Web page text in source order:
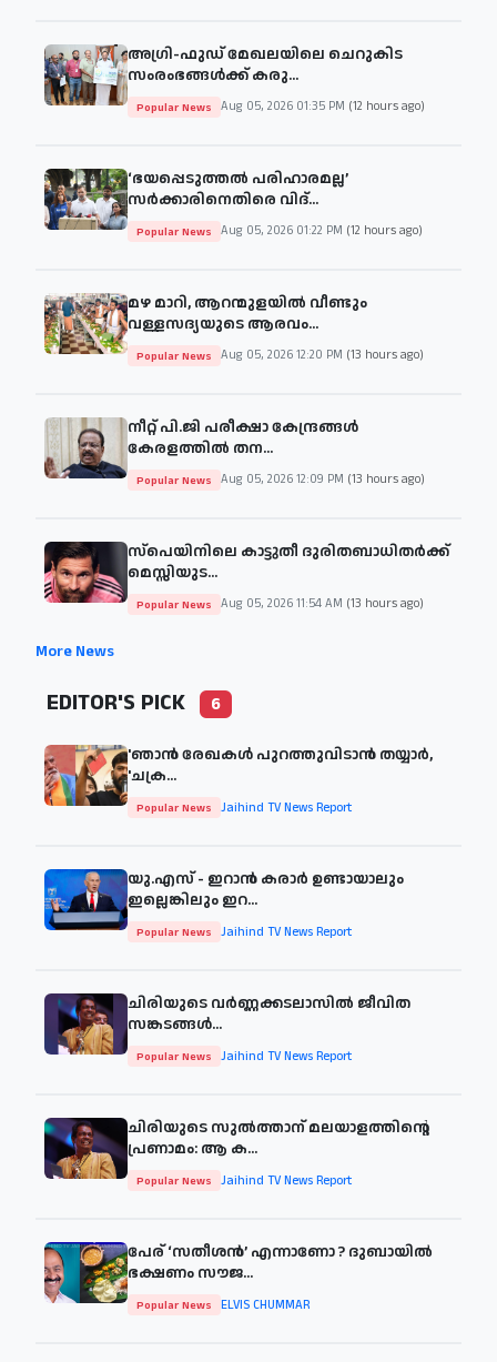
അഗ്രി-ഫുഡ് മേഖലയിലെ ചെറുകിട
സംരംഭങ്ങൾക്ക് കരു...
Popular News Aug 05, 2026 01:35 PM (12 hours ago)
‘ഭയപ്പെടുത്തൽ പരിഹാരമല്ല’
സർക്കാരിനെതിരെ വിദ്...
Popular News Aug 05, 2026 01:22 PM (12 hours ago)
മഴ മാറി, ആറന്മുളയിൽ വീണ്ടും
വള്ളസദ്യയുടെ ആരവം...
Popular News Aug 05, 2026 12:20 PM (13 hours ago)
നീറ്റ് പി.ജി പരീക്ഷാ കേന്ദ്രങ്ങൾ
കേരളത്തിൽ തന...
Popular News Aug 05, 2026 12:09 PM (13 hours ago)
സ്പെയിനിലെ കാട്ടുതീ ദുരിതബാധിതർക്ക്
മെസ്സിയുട...
Popular News Aug 05, 2026 11:54 AM (13 hours ago)
More News
EDITOR'S PICK 6
'ഞാന്‍ രേഖകള്‍ പുറത്തുവിടാന്‍ തയ്യാര്‍,
'ചക്ര...
Popular News Jaihind TV News Report
യു.എസ് - ഇറാൻ കരാർ ഉണ്ടായാലും
ഇല്ലെങ്കിലും ഇറ...
Popular News Jaihind TV News Report
ചിരിയുടെ വര്‍ണ്ണക്കടലാസില്‍ ജീവിത
സങ്കടങ്ങള്‍...
Popular News Jaihind TV News Report
ചിരിയുടെ സുൽത്താന് മലയാളത്തിന്റെ
പ്രണാമം: ആ ക...
Popular News Jaihind TV News Report
പേര് ‘സതീശന്‍’ എന്നാണോ ? ദുബായില്‍
ഭക്ഷണം സൗജ...
Popular News ELVIS CHUMMAR